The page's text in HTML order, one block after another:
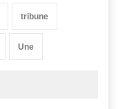
tribune
Une